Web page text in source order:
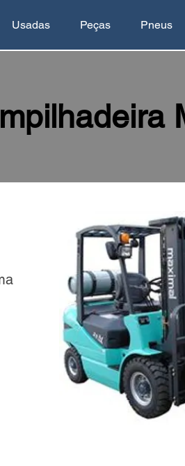
Usadas Peças Pneus